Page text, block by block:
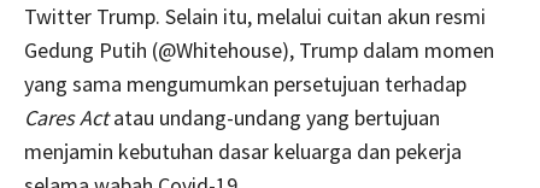
Twitter Trump. Selain itu, melalui cuitan akun resmi
Gedung Putih (@Whitehouse), Trump dalam momen
yang sama mengumumkan persetujuan terhadap
Cares Actatau undang-undang yang bertujuan
menjamin kebutuhan dasar keluarga dan pekerja